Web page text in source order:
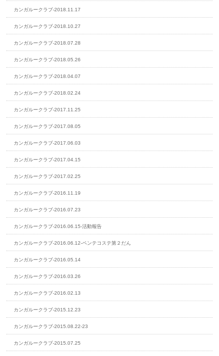
カンガルークラブ-2018.11.17
カンガルークラブ-2018.10.27
カンガルークラブ-2018.07.28
カンガルークラブ-2018.05.26
カンガルークラブ-2018.04.07
カンガルークラブ-2018.02.24
カンガルークラブ-2017.11.25
カンガルークラブ-2017.08.05
カンガルークラブ-2017.06.03
カンガルークラブ-2017.04.15
カンガルークラブ-2017.02.25
カンガルークラブ-2016.11.19
カンガルークラブ-2016.07.23
カンガルークラブ-2016.06.15-活動報告
カンガルークラブ-2016.06.12-ペンテコステ第２だん
カンガルークラブ-2016.05.14
カンガルークラブ-2016.03.26
カンガルークラブ-2016.02.13
カンガルークラブ-2015.12.23
カンガルークラブ-2015.08.22-23
カンガルークラブ-2015.07.25